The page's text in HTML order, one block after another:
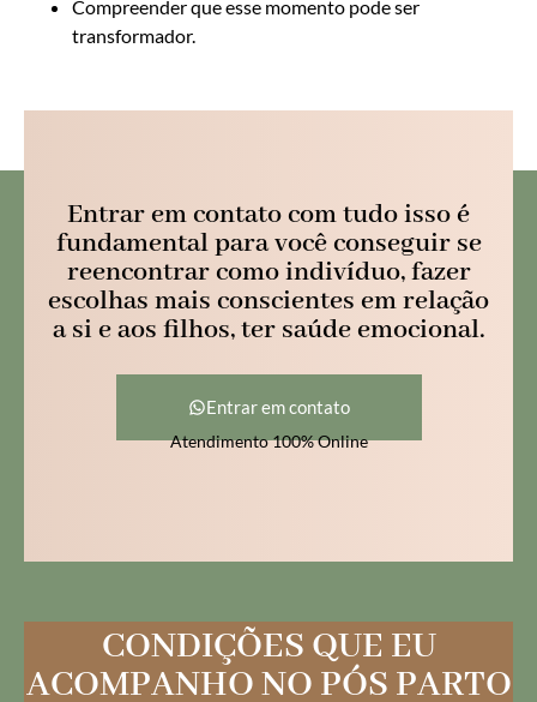
Compreender que esse momento pode ser
transformador.
Entrar em contato com tudo isso é
fundamental para você conseguir se
reencontrar como indivíduo, fazer
escolhas mais conscientes em relação
a si e aos filhos, ter saúde emocional.
Entrar em contato
Atendimento 100% Online
CONDIÇÕES QUE EU
ACOMPANHO NO PÓS PARTO